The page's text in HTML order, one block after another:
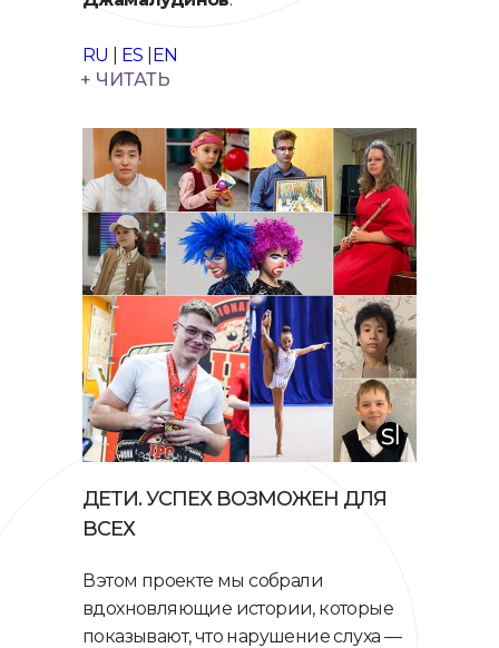
В этом проекте мы собрали
вдохновляющие истории, которые
показывают, что нарушение слуха —
ДЕТИ. УСПЕХ ВОЗМОЖЕН ДЛЯ
ВСЕХ
RU ES EN
+ ЧИТАТЬ